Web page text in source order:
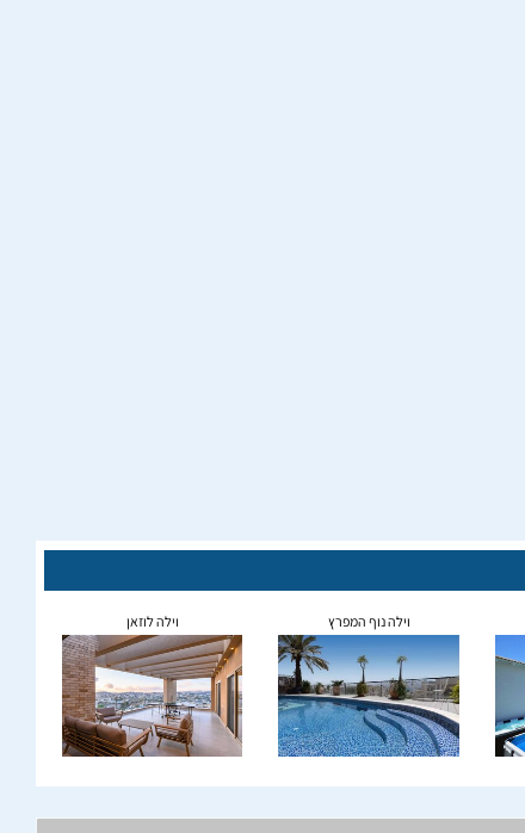
וילה נוף המפרץ וילה לוזאן